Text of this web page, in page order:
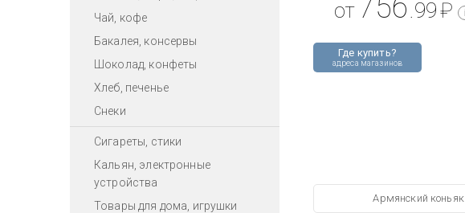
Чай, кофе
Бакалея, консервы
Шоколад, конфеты
Хлеб, печенье
Снеки
Сигареты, стики
Кальян, электронные
устройства
Товары для дома, игрушки
Где купить?
адреса магазинов
от756.99₽ i
Армянский коньяк